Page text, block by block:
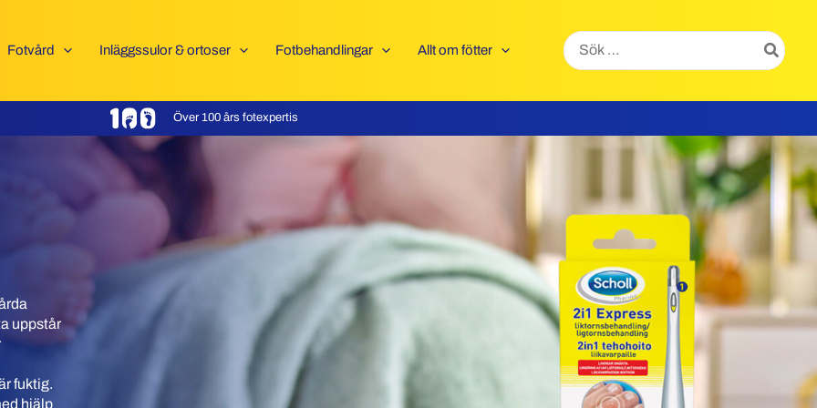
Fotvård Inläggssulor & ortoser Fotbehandlingar Allt om fötter
Search
for:
Över 100 års fotexpertis
uppstår
fuktig.
hjälp